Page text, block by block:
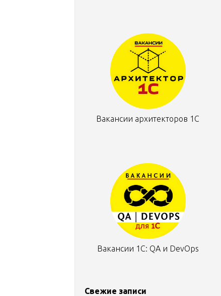
Вакансии архитекторов 1С
Вакансии 1С: QA и DevOps
Свежие записи